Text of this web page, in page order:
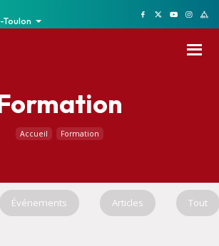
Toulon
Accueil Formation
Événements Articles Tout